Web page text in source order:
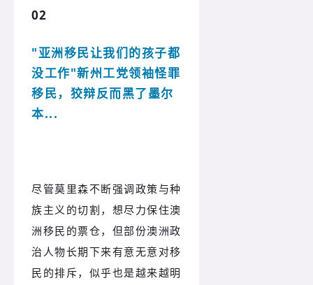
02
"亚洲移民让我们的孩子都
没工作"新州工党领袖怪罪
移民，狡辩反而黑了墨尔
本...
尽管莫里森不断强调政策与种
族主义的切割，想尽力保住澳
洲移民的票仓，但部份澳洲政
治人物长期下来有意无意对移
民的排斥，似乎也是越来越明